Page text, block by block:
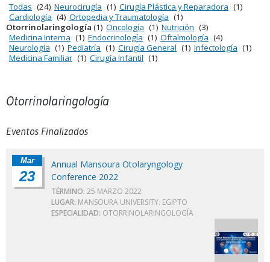
Todas (24) Neurocirugía (1) Cirugía Plástica y Reparadora (1)
Cardiología (4) Ortopedia y Traumatología (1)
Otorrinolaringología (1) Oncología (1) Nutrición (3)
Medicina Interna (1) Endocrinología (1) Oftalmología (4)
Neurología (1) Pediatría (1) Cirugía General (1) Infectología (1)
Medicina Familiar (1) Cirugía Infantil (1)
Otorrinolaringología
Eventos Finalizados
Mar
23
Annual Mansoura Otolaryngology
Conference 2022
TÉRMINO: 25 MARZO 2022
LUGAR: MANSOURA UNIVERSITY. EGIPTO
ESPECIALIDAD: OTORRINOLARINGOLOGÍA